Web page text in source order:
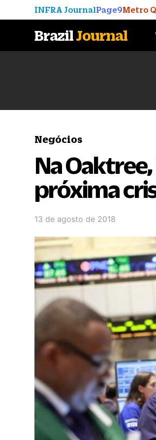
INFRA JournalPage9Metro
BrazilJournal
Negócios
Na
próxima
13 de agosto de 2018